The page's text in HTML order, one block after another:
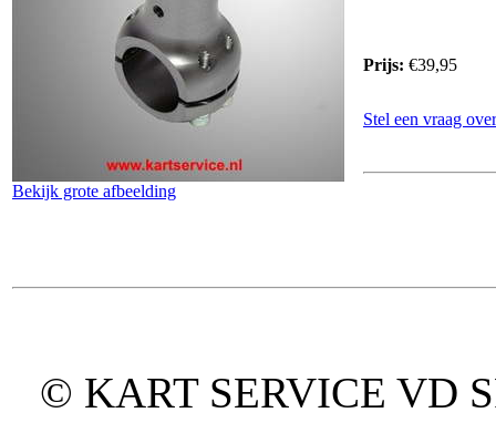
Bekijk grote afbeelding
Prijs: €39,95
Stel een vraag
© KART SERVICE VD